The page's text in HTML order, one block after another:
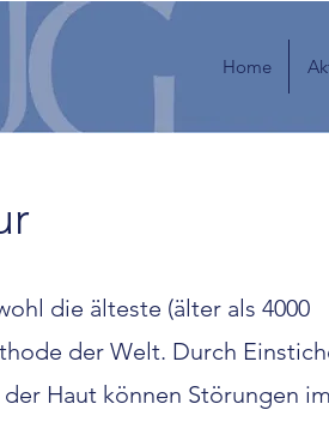
Home
die älteste (älter als 4000
der Welt. Durch
Haut können Störungen im